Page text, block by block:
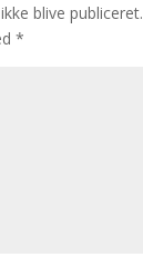
blive publiceret.
*